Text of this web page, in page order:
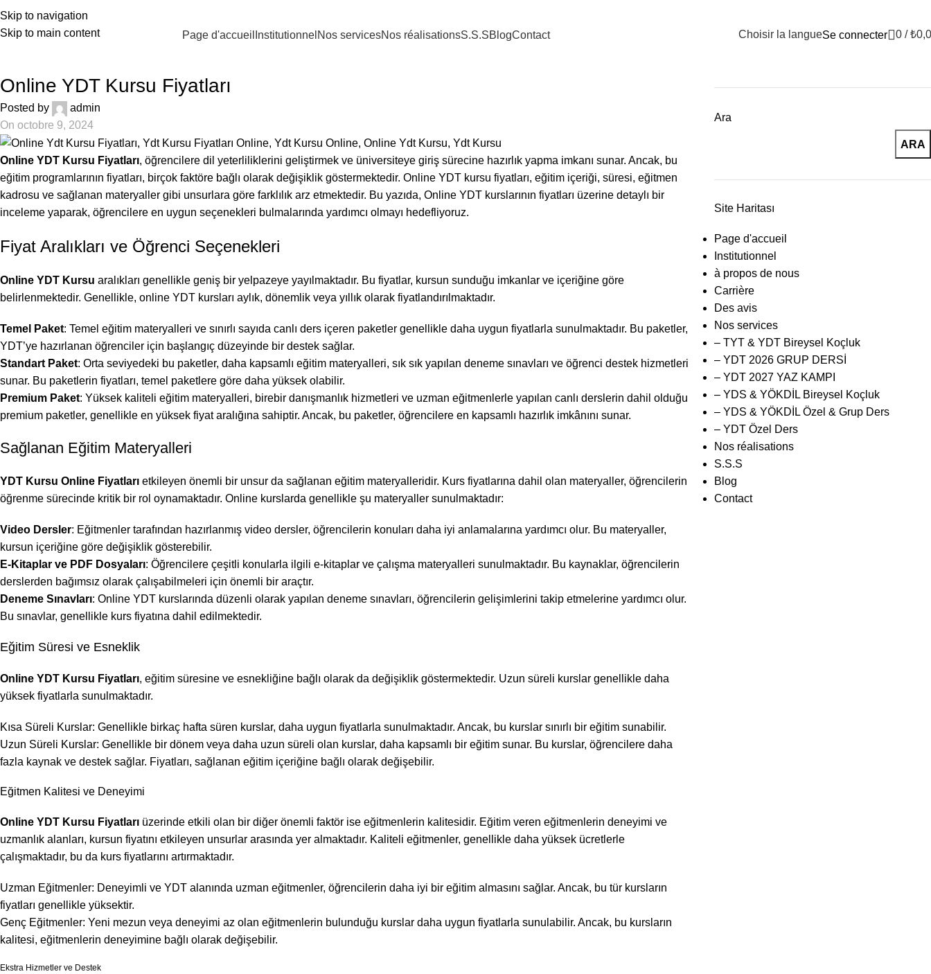
Skip to navigation
Skip to main content
546 902 59 98 | bilgi@vistaakademi.com
Page d'accueil Institutionnel Nos servicesNos réalisationsS.S.SBlogContact Choisir la langueSe connecter 0 / ₺
Online YDT Kursu Fiyatları
Posted by
admin
On octobre 9, 2024
Online YDT Kursu Fiyatları, öğrencilere dil yeterliliklerini geliştirmek ve üniversiteye giriş sürecine hazırlık yapma imkanı sunar. Ancak, bu
eğitim programlarının fiyatları, birçok faktöre bağlı olarak değişiklik göstermektedir. Online YDT kursu fiyatları, eğitim içeriği, süresi, eğitmen
kadrosu ve sağlanan materyaller gibi unsurlara göre farklılık arz etmektedir. Bu yazıda, Online YDT kurslarının fiyatları üzerine detaylı bir
inceleme yaparak, öğrencilere en uygun seçenekleri bulmalarında yardımcı olmayı hedefliyoruz.
Fiyat Aralıkları ve Öğrenci Seçenekleri
Online YDT Kursu aralıkları genellikle geniş bir yelpazeye yayılmaktadır. Bu fiyatlar, kursun sunduğu imkanlar ve içeriğine göre
belirlenmektedir. Genellikle, online YDT kursları aylık, dönemlik veya yıllık olarak fiyatlandırılmaktadır.
Temel Paket: Temel eğitim materyalleri ve sınırlı sayıda canlı ders içeren paketler genellikle daha uygun fiyatlarla sunulmaktadır. Bu paketler,
YDT’ye hazırlanan öğrenciler için başlangıç düzeyinde bir destek sağlar.
Standart Paket: Orta seviyedeki bu paketler, daha kapsamlı eğitim materyalleri, sık sık yapılan deneme sınavları ve öğrenci destek hizmetleri
sunar. Bu paketlerin fiyatları, temel paketlere göre daha yüksek olabilir.
Premium Paket: Yüksek kaliteli eğitim materyalleri, birebir danışmanlık hizmetleri ve uzman eğitmenlerle yapılan canlı derslerin dahil olduğu
premium paketler, genellikle en yüksek fiyat aralığına sahiptir. Ancak, bu paketler, öğrencilere en kapsamlı hazırlık imkânını sunar.
Sağlanan Eğitim Materyalleri
YDT Kursu Online Fiyatları etkileyen önemli bir unsur da sağlanan eğitim materyalleridir. Kurs fiyatlarına dahil olan materyaller, öğrencilerin
öğrenme sürecinde kritik bir rol oynamaktadır. Online kurslarda genellikle şu materyaller sunulmaktadır:
Video Dersler: Eğitmenler tarafından hazırlanmış video dersler, öğrencilerin konuları daha iyi anlamalarına yardımcı olur. Bu materyaller,
kursun içeriğine göre değişiklik gösterebilir.
E-Kitaplar ve PDF Dosyaları: Öğrencilere çeşitli konularla ilgili e-kitaplar ve çalışma materyalleri sunulmaktadır. Bu kaynaklar, öğrencilerin
derslerden bağımsız olarak çalışabilmeleri için önemli bir araçtır.
Deneme Sınavları: Online YDT kurslarında düzenli olarak yapılan deneme sınavları, öğrencilerin gelişimlerini takip etmelerine yardımcı olur.
Bu sınavlar, genellikle kurs fiyatına dahil edilmektedir.
Eğitim Süresi ve Esneklik
Online YDT Kursu Fiyatları, eğitim süresine ve esnekliğine bağlı olarak da değişiklik göstermektedir. Uzun süreli kurslar genellikle daha
yüksek fiyatlarla sunulmaktadır.
Kısa Süreli Kurslar: Genellikle birkaç hafta süren kurslar, daha uygun fiyatlarla sunulmaktadır. Ancak, bu kurslar sınırlı bir eğitim sunabilir.
Uzun Süreli Kurslar: Genellikle bir dönem veya daha uzun süreli olan kurslar, daha kapsamlı bir eğitim sunar. Bu kurslar, öğrencilere daha
fazla kaynak ve destek sağlar. Fiyatları, sağlanan eğitim içeriğine bağlı olarak değişebilir.
Eğitmen Kalitesi ve Deneyimi
Online YDT Kursu Fiyatları üzerinde etkili olan bir diğer önemli faktör ise eğitmenlerin kalitesidir. Eğitim veren eğitmenlerin deneyimi ve
uzmanlık alanları, kursun fiyatını etkileyen unsurlar arasında yer almaktadır. Kaliteli eğitmenler, genellikle daha yüksek ücretlerle
çalışmaktadır, bu da kurs fiyatlarını artırmaktadır.
Uzman Eğitmenler: Deneyimli ve YDT alanında uzman eğitmenler, öğrencilerin daha iyi bir eğitim almasını sağlar. Ancak, bu tür kursların
fiyatları genellikle yüksektir.
Genç Eğitmenler: Yeni mezun veya deneyimi az olan eğitmenlerin bulunduğu kurslar daha uygun fiyatlarla sunulabilir. Ancak, bu kursların
kalitesi, eğitmenlerin deneyimine bağlı olarak değişebilir.
Ekstra Hizmetler ve Destek
Ara
ARA
Site Haritası
Page d'accueil
Institutionnel
à propos de nous
Carrière
Des avis
Nos services
– TYT & YDT Bireysel Koçluk
– YDT 2026 GRUP DERSİ
– YDT 2027 YAZ KAMPI
– YDS & YÖKDİL Bireysel Koçluk
– YDS & YÖKDİL Özel & Grup Ders
– YDT Özel Ders
Nos réalisations
S.S.S
Blog
Contact